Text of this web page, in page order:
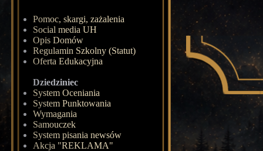
Pomoc, skargi, zażalenia
Social media UH
Opis Domów
Regulamin Szkolny (Statut)
Oferta Edukacyjna
Dziedziniec
System Oceniania
System Punktowania
Wymagania
Samouczek
System pisania newsów
Akcja "REKLAMA"